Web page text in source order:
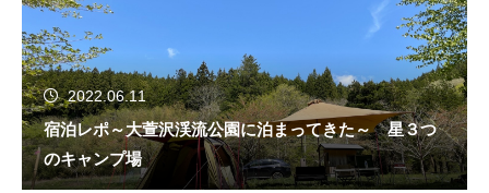
2022.06.11
宿泊レポ～大萱沢渓流公園に泊まってきた～ 星３つ
のキャンプ場